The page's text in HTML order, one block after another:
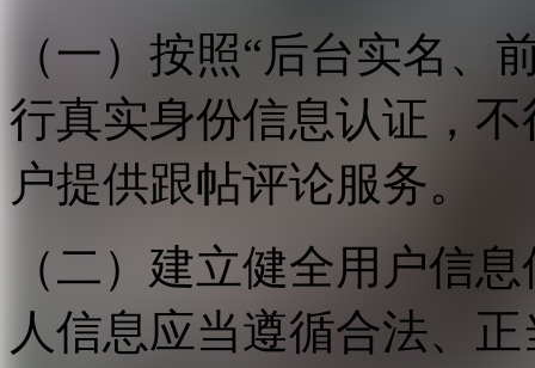
（一）按照“后台实名、
行真实身份信息认证，
户提供跟帖评论服务。
（二）建立健全用户信
人信息应当遵循合法、